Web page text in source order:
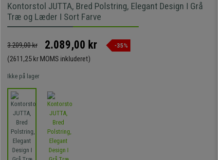
Kontorstol JUTTA, Bred Polstring, Elegant Design I Grå
Træ og Læder I Sort Farve
3.209,00 kr 2.089,00 kr -35%
(2611,25 kr MOMS inkluderet)
Ikke på lager